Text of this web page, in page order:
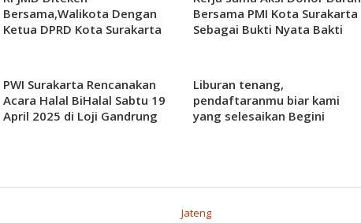
Bersama,Walikota Dengan
Ketua DPRD Kota Surakarta
Bersama PMI Kota Surakarta
Sebagai Bukti Nyata Bakti
PWI Surakarta Rencanakan
Acara Halal BiHalal Sabtu 19
April 2025 di Loji Gandrung
Liburan tenang,
pendaftaranmu biar kami
yang selesaikan Begini
Jateng